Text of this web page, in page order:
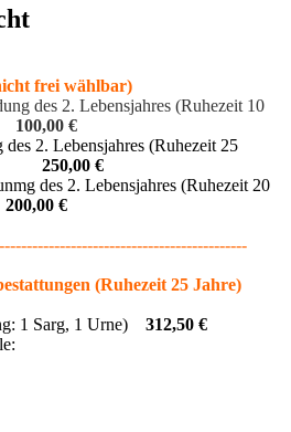
frei wählbar)
des 2. Lebensjahres (Ruhezeit 10
100,00 €
2. Lebensjahres (Ruhezeit 25
250,00 €
des 2. Lebensjahres (Ruhezeit 20
200,00 €
(Ruhezeit 25 Jahre)
1 Sarg, 1 Urne) 312,50 €